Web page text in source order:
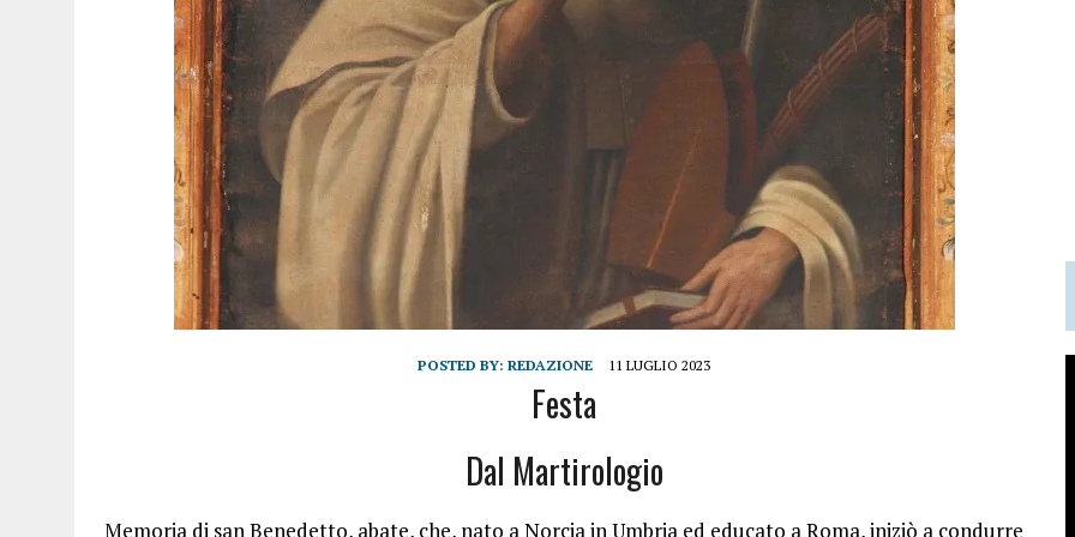
POSTED BY:REDAZIONE 11 LUGLIO 2023
Festa
Dal Martirologio
Memoria di san Benedetto, abate, che, nato a Norcia in Umbria ed educato a Roma, iniziò a condurre